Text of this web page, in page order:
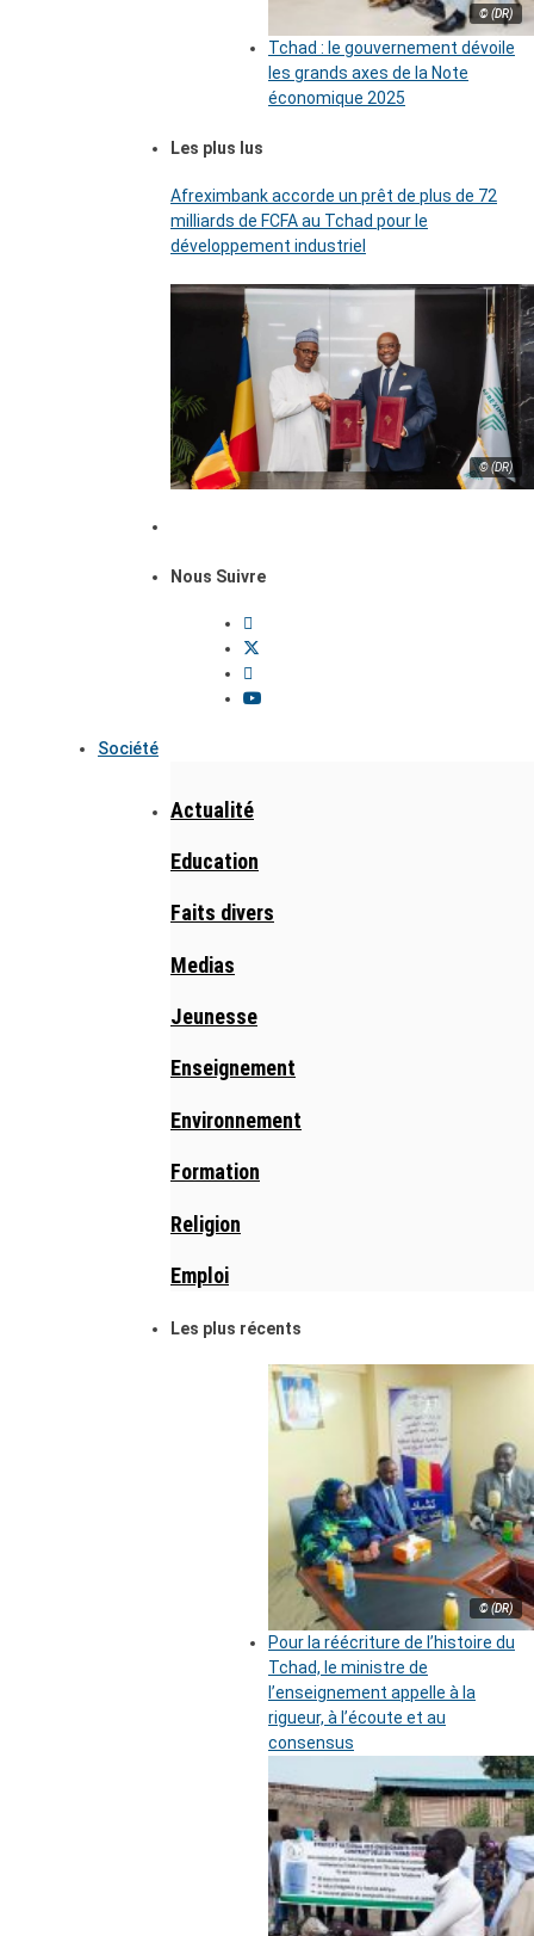
© (DR)
Tchad : le gouvernement dévoile
les grands axes de la Note
économique 2025
Les plus lus
Afreximbank accorde un prêt de plus de 72
milliards de FCFA au Tchad pour le
développement industriel
© (DR)
Nous Suivre
Société
Actualité
Education
Faits divers
Medias
Jeunesse
Enseignement
Environnement
Formation
Religion
Emploi
Les plus récents
© (DR)
Pour la réécriture de l’histoire du
Tchad, le ministre de
l’enseignement appelle à la
rigueur, à l’écoute et au
consensus